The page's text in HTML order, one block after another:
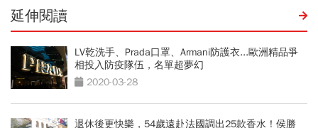
延伸閱讀
LV乾洗手、Prada口罩、Armani防護衣...歐洲精品爭
相投入防疫隊伍，名單超夢幻
2020-03-28
退休後更快樂，54歲遠赴法國調出25款香水！侯勝